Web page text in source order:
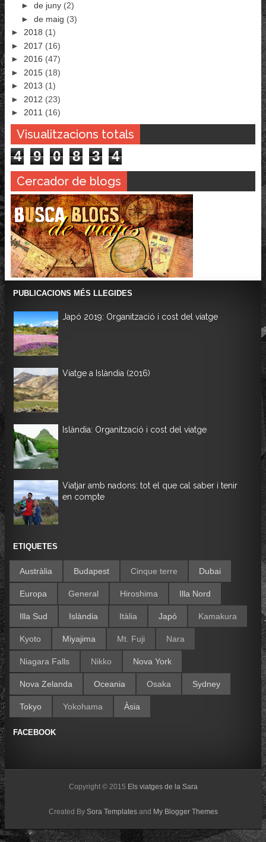
► de juny (2)
► de maig (3)
► 2018 (1)
► 2017 (16)
► 2016 (47)
► 2015 (18)
► 2013 (1)
► 2012 (23)
► 2011 (16)
Visualitzacions totals
4 9 0 8 3 4
Cercador de blogs
PUBLICACIONS MÉS LLEGIDES
Japó 2019: Organització i cost del viatge
Viatge a Islàndia (2016)
Islàndia: Organització i cost del viatge
Viatjar amb nadons: tot el que cal saber i tenir
en compte
ETIQUETES
Austràlia Budapest Cinque terre Dubai
Europa General Hiroshima Illa Nord
Illa Sud Islàndia Itàlia Japó Kamakura
Kyoto Miyajima Mt. Fuji Nara
Niagara Falls Nikko Nova York
Nova Zelanda Oceania Osaka Sydney
Tokyo Yokohama Àsia
FACEBOOK
Copyright © 2015 Els viatges de la Sara
Created BySora Templates and My Blogger Themes